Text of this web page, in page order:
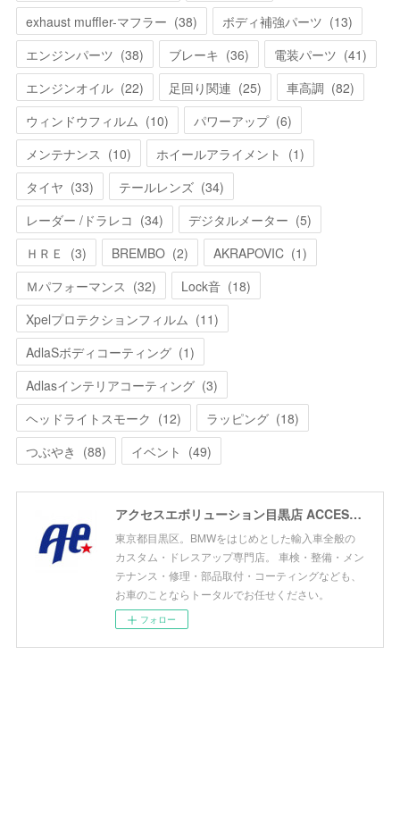
exhaust muffler-マフラー (38) ボディ補強パーツ (13)
エンジンパーツ (38) ブレーキ (36) 電装パーツ (41)
エンジンオイル (22) 足回り関連 (25) 車高調 (82)
ウィンドウフィルム (10) パワーアップ (6)
メンテナンス (10) ホイールアライメント (1)
タイヤ (33) テールレンズ (34)
レーダー /ドラレコ (34) デジタルメーター (5)
ＨＲＥ
(3) BREMBO (2) AKRAPOVIC (1)
Ｍパフォーマンス (32) Lock音 (18)
Xpelプロテクションフィルム (11)
AdlaSボディコーティング (1)
Adlasインテリアコーティング (3)
ヘッドライトスモーク (12) ラッピング (18)
つぶやき (88) イベント (49)
アクセスエボリューション目黒店 ACCESS EVOLUTION MEGURO
東京都目黒区。BMWをはじめとした輸入車全般の
カスタム・ドレスアップ専門店。 車検・整備・メン
テナンス・修理・部品取付・コーティングなども、
お車のことならトータルでお任せください。
フォロー